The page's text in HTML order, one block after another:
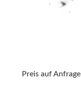
Preis auf Anfrage